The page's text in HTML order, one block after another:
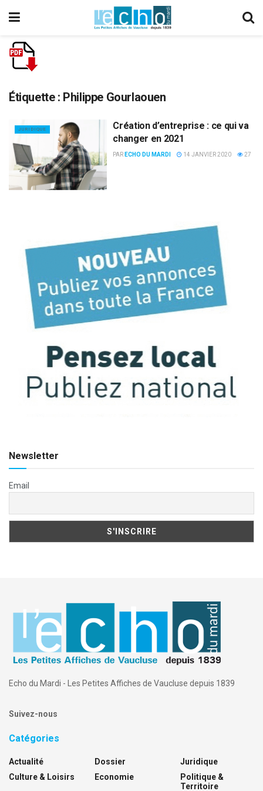
Étiquette : Philippe Gourlaouen
JURIDIQUE
Création d’entreprise : ce qui va
changer en 2021
PAR ECHO DU MARDI 14 JANVIER 2020 27
Newsletter
Email
Echo du Mardi - Les Petites Affiches de Vaucluse depuis 1839
Suivez-nous
Catégories
Actualité
Culture & Loisirs
Dossier
Economie
Juridique
Politique &
Territoire